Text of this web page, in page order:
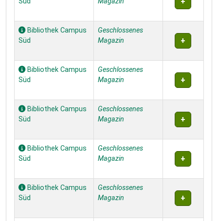
Bibliothek Campus
Süd
Geschlossenes
Magazin
Bibliothek Campus
Süd
Geschlossenes
Magazin
Bibliothek Campus
Süd
Geschlossenes
Magazin
Bibliothek Campus
Süd
Geschlossenes
Magazin
Bibliothek Campus
Süd
Geschlossenes
Magazin